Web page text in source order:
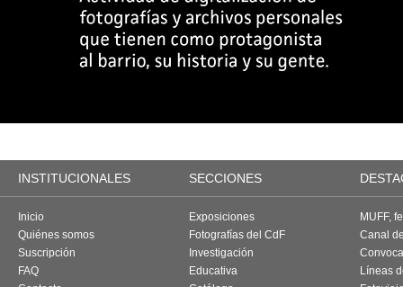
INSTITUCIONALES SECCIONES
Inicio
Quiénes somos
Suscripción
FAQ
Exposiciones
Fotografías del CdF
Investigación
Educativa
MUFF,
Canal
Líneas